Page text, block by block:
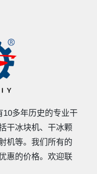
多年历史的专业干
干冰块机、干冰颗
机等。我们所有的
惠的价格。欢迎联